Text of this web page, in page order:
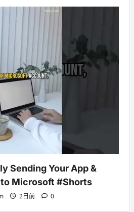
Sending Your App &
Microsoft #Shorts
2日前 0